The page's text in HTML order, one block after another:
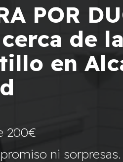
POR
de
en
200€
ni sorpresas.